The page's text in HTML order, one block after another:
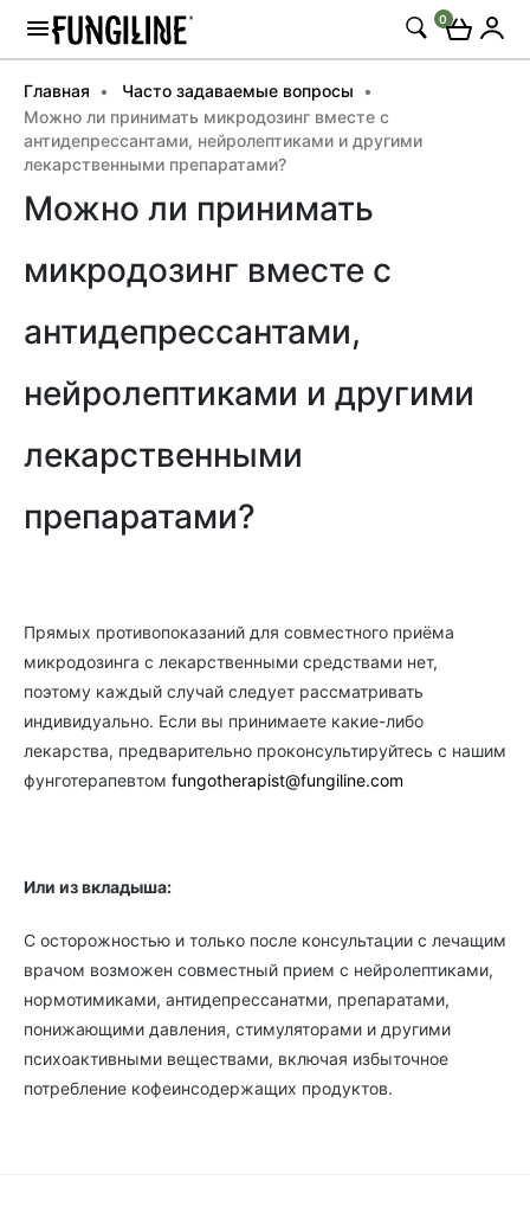
0
Главная
Часто задаваемые вопросы
Можно ли принимать микродозинг вместе с
антидепрессантами, нейролептиками и другими
лекарственными препаратами?
Можно ли принимать
микродозинг вместе с
антидепрессантами,
нейролептиками и другими
лекарственными
препаратами?
Прямых противопоказаний для совместного приёма
микродозинга с лекарственными средствами нет,
поэтому каждый случай следует рассматривать
индивидуально. Если вы принимаете какие-либо
лекарства, предварительно проконсультируйтесь с нашим
фунготерапевтом fungotherapist@fungiline.com
Или из вкладыша:
С осторожностью и только после консультации с лечащим
врачом возможен совместный прием с нейролептиками,
нормотимиками, антидепрессанатми, препаратами,
понижающими давления, стимуляторами и другими
психоактивными веществами, включая избыточное
потребление кофеинсодержащих продуктов.